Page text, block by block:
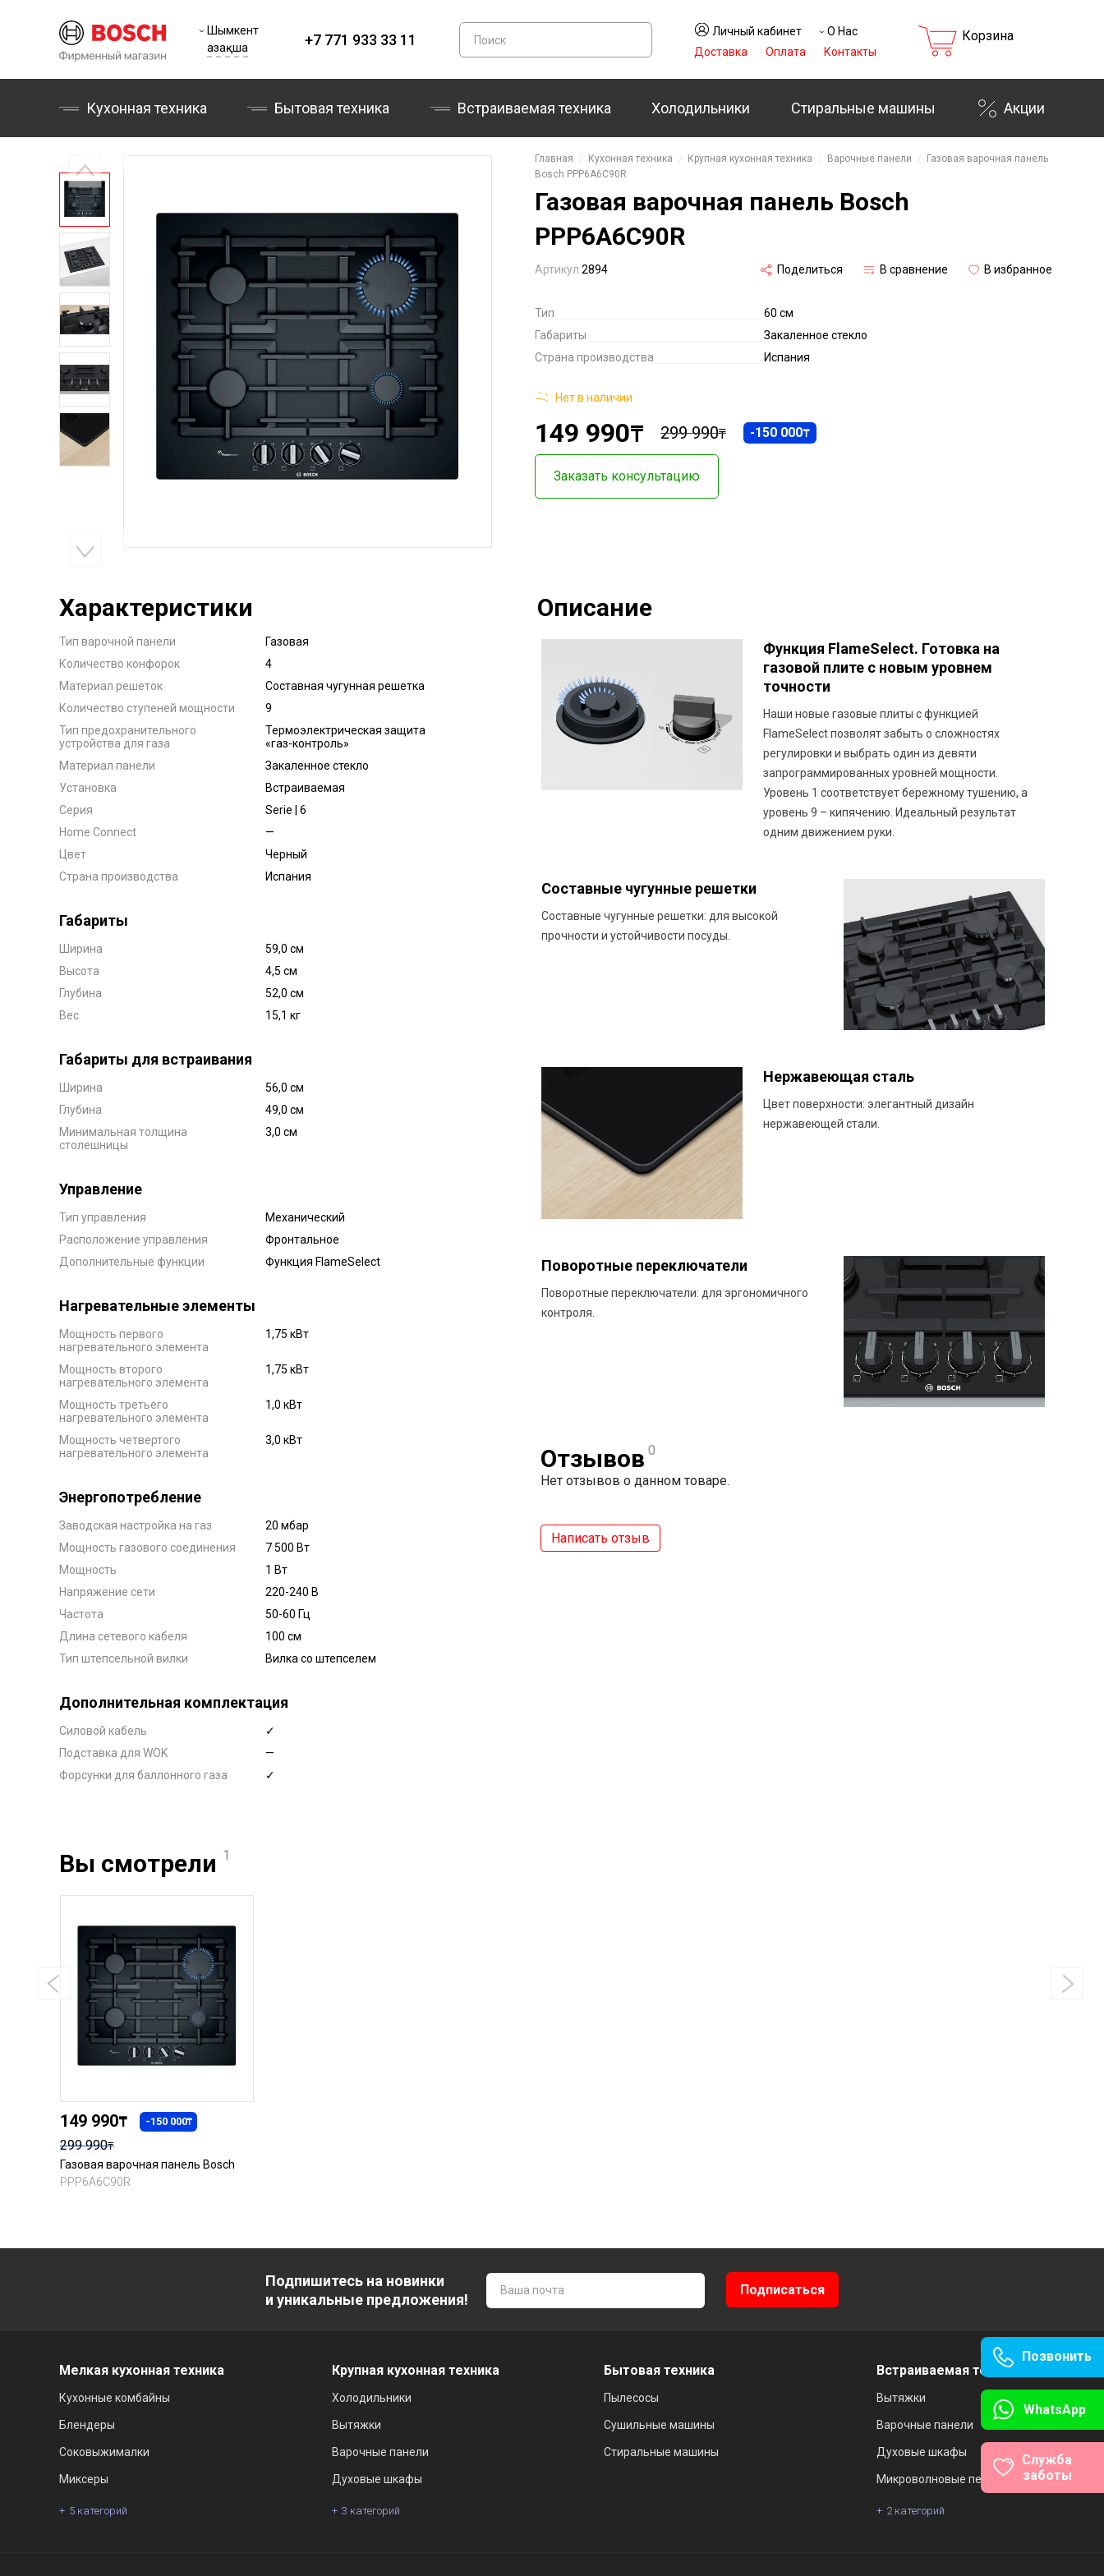
Шымкент
Қазақша
+7 771 933 33 11
Личный кабинет
О Нас
Доставка
Оплата Контакты
Корзина
Кухонная техника Бытовая техника Холодильники Стиральные машины
Встраиваемая техника Акции
Главная Кухонная техника Крупная кухонная техника Варочные панели
Газовая варочная панель
Bosch PPP6A6C90R
Газовая варочная панель Bosch
PPP6A6C90R
Артикул 2894 Поделиться В сравнение В избранное
Тип
60 см
Габариты
Закаленное стекло
Страна производства
Испания
Нет в наличии
149 990₸ 299 990₸ -150 000₸
Заказать консультацию
Характеристики
Тип варочной панели
Газовая
Количество конфорок
4
Материал решеток
Составная чугунная решетка
Количество ступеней мощности
9
Тип предохранительного
устройства для газа
Термоэлектрическая защита
«газ-контроль»
Материал панели
Закаленное стекло
Установка
Встраиваемая
Серия
Serie | 6
Home Connect
—
Цвет
Черный
Страна производства
Испания
Габариты
Ширина
59,0 см
Высота
4,5 см
Глубина
52,0 см
Вес
15,1 кг
Габариты для встраивания
Ширина
56,0 см
Глубина
49,0 см
Минимальная толщина
столешницы
3,0 см
Управление
Тип управления
Механический
Расположение управления
Фронтальное
Дополнительные функции
Функция FlameSelect
Нагревательные элементы
Мощность первого
нагревательного элемента
1,75 кВт
Мощность второго
нагревательного элемента
1,75 кВт
Мощность третьего
нагревательного элемента
1,0 кВт
Мощность четвертого
нагревательного элемента
3,0 кВт
Энергопотребление
Заводская настройка на газ
20 мбар
Мощность газового соединения
7 500 Вт
Мощность
1 Вт
Напряжение сети
220-240 В
Частота
50-60 Гц
Длина сетевого кабеля
100 см
Тип штепсельной вилки
Вилка со штепселем
Дополнительная комплектация
Силовой кабель
✓
Подставка для WOK
—
Форсунки для баллонного газа
✓
Описание
Функция FlameSelect. Готовка на
газовой плите с новым уровнем
точности
Наши новые газовые плиты с функцией
FlameSelect позволят забыть о сложностях
регулировки и выбрать один из девяти
запрограммированных уровней мощности.
Уровень 1 соответствует бережному тушению, а
уровень 9 – кипячению. Идеальный результат
одним движением руки.
Составные чугунные решетки
Составные чугунные решетки: для высокой
прочности и устойчивости посуды.
Нержавеющая сталь
Цвет поверхности: элегантный дизайн
нержавеющей стали.
Поворотные переключатели
Поворотные переключатели: для эргономичного
контроля.
Отзывов 0
Нет отзывов о данном товаре.
Написать отзыв
Вы смотрели 1
149 990₸ -150 000₸
299 990₸
Газовая варочная панель Bosch
PPP6A6C90R
Подпишитесь на новинки
и уникальные предложения!
Мелкая кухонная техника
Кухонные комбайны
Блендеры
Соковыжималки
Миксеры
5 категорий
Крупная кухонная техника
Холодильники
Вытяжки
Варочные панели
Духовые шкафы
3 категорий
Бытовая техника
Пылесосы
Сушильные машины
Стиральные машины
Встраиваемая техника
Вытяжки
Варочные панели
Духовые шкафы
Микроволновые печи
2 категорий
Позвонить
WhatsApp
Служба
заботы